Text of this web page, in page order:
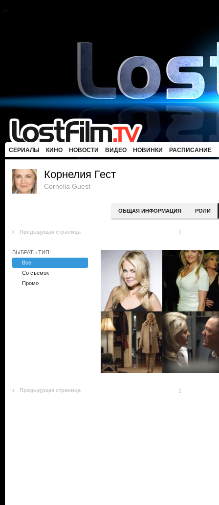
СЕРИАЛЫ КИНО НОВОСТИ ВИДЕО НОВИНКИ РАСПИСАНИЕ
Корнелия Гест
Cornelia Guest
ОБЩАЯ ИНФОРМАЦИЯ РОЛИ
Предыдущая страница 1
ВЫБРАТЬ ТИП:
Все
Со съемок
Промо
Предыдущая страница 1